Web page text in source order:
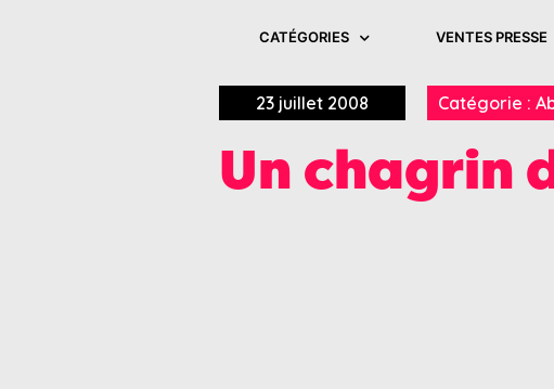
CATÉGORIES VENTES PRESSE
23 juillet 2008 Catégorie :
Un chagrin